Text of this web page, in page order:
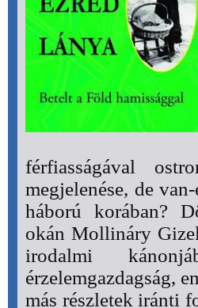
férfiasságával
megjelenése, de
háború korában?
okán Mollináry
irodalmi
érzelemgazdagság,
más részletek iránti